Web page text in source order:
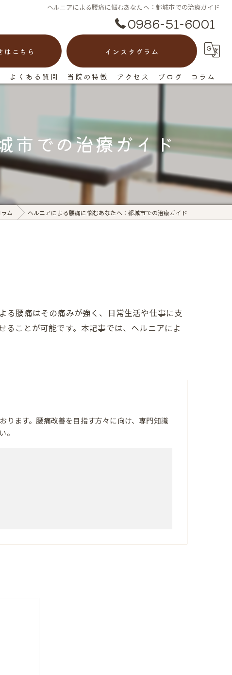
ヘルニアによる腰痛に悩むあなたへ：都城市での治療ガイド
0986-51-6001
はこちら インスタグラム
よくある質問 当院の特徴
ぎっくり腰
慢性痛
アクセス ブログ コラム
市での治療ガイド
ム ヘルニアによる腰痛に悩むあなたへ：都城市での治療ガイド
る腰痛はその痛みが強く、日常生活や仕事に支
ことが可能です。本記事では、ヘルニアによ
ります。腰痛改善を目指す方々に向け、専門知識
。